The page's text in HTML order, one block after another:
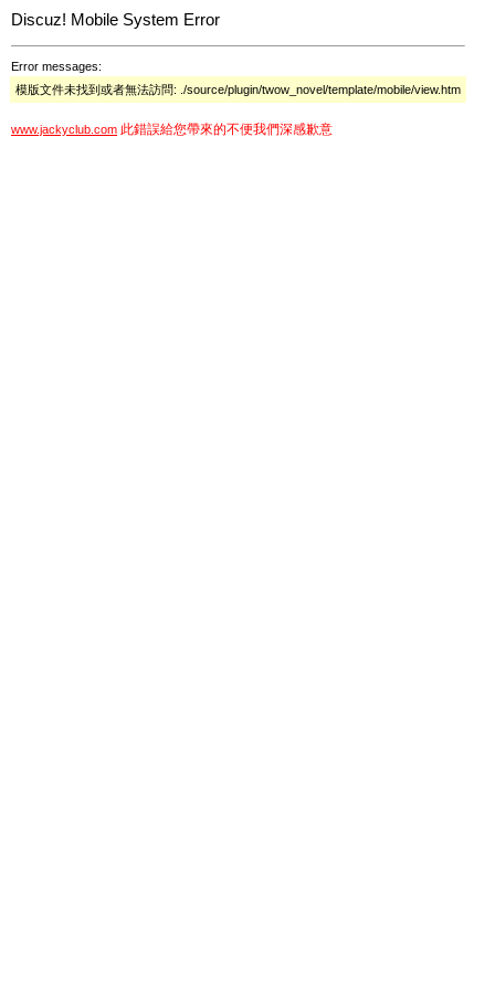
Discuz! Mobile System Error
Error messages:
模版文件未找到或者無法訪問: ./source/plugin/twow_novel/template/mobile/view.htm
www.jackyclub.com 此錯誤給您帶來的不便我們深感歉意